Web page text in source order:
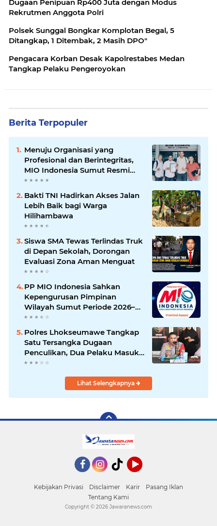
Dugaan Penipuan Rp400 Juta dengan Modus
Rekrutmen Anggota Polri
Polsek Sunggal Bongkar Komplotan Begal, 5
Ditangkap, 1 Ditembak, 2 Masih DPO"
Pengacara Korban Desak Kapolrestabes Medan
Tangkap Pelaku Pengeroyokan
Berita Terpopuler
Menuju Organisasi yang
Profesional dan Berintegritas,
MIO Indonesia Sumut Resmi
Daftar ke Kesbangpol
Bakti TNI Hadirkan Akses Jalan
Lebih Baik bagi Warga
Hilihambawa
Siswa SMA Tewas Terlindas Truk
di Depan Sekolah, Dorongan
Evaluasi Zona Aman Menguat
PP MIO Indonesia Sahkan
Kepengurusan Pimpinan
Wilayah Sumut Periode 2026–
2030
Polres Lhokseumawe Tangkap
Satu Tersangka Dugaan
Penculikan, Dua Pelaku Masuk
Daftar Pencarian Orang (DPO)
Lihat Selengkapnya
Kebijakan Privasi Disclaimer Karir
Pasang Iklan
Tentang Kami
Copyright © 2026 Jawaranews.com